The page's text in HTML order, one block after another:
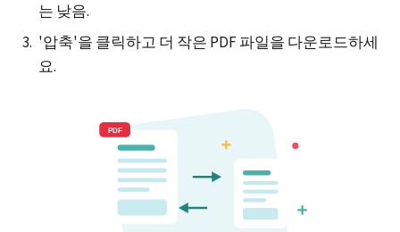
는 낮음.
'압축'을 클릭하고 더 작은 PDF 파일을 다운로드하세
요.